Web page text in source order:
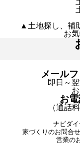
▲土地探し、補
お
メール
即日～
お
（通話
ナビダイ
家づくりのお問合
営業の